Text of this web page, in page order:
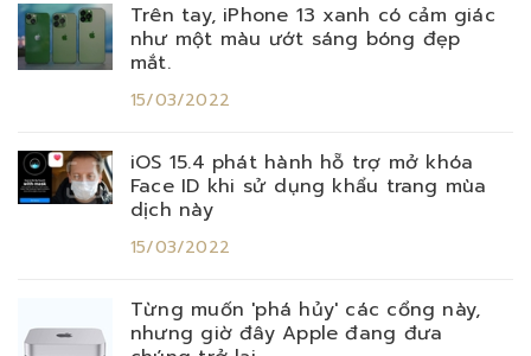
Trên tay, iPhone 13 xanh có cảm giác
như một màu ướt sáng bóng đẹp
mắt.
15/03/2022
iOS 15.4 phát hành hỗ trợ mở khóa
Face ID khi sử dụng khẩu trang mùa
dịch này
15/03/2022
Từng muốn 'phá hủy' các cổng này,
nhưng giờ đây Apple đang đưa